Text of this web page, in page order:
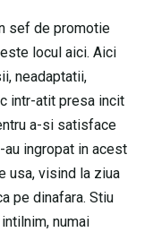
sef de promotie
locul aici. Aici
neadaptatii,
intr-atit presa incit
a-si satisface
ingropat in acest
usa, visind la ziua
pe dinafara. Stiu
numai